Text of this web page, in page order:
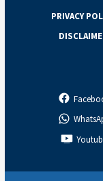
PRIVACY